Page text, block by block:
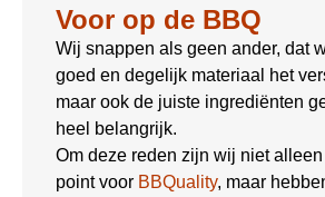
Voor op de BBQ
Wij snappen als geen ander, dat
goed en degelijk materiaal het
maar ook de juiste ingrediënten
heel belangrijk.
Om deze reden zijn wij niet
point voor BBQuality, maar